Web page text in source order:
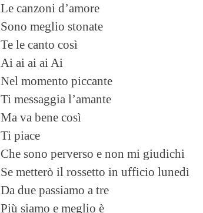
Le canzoni d’amore
Sono meglio stonate
Te le canto così
Ai ai ai ai Ai
Nel momento piccante
Ti messaggia l’amante
Ma va bene così
Ti piace
Che sono perverso e non mi giudichi
Se metterò il rossetto in ufficio lunedì
Da due passiamo a tre
Più siamo e meglio è